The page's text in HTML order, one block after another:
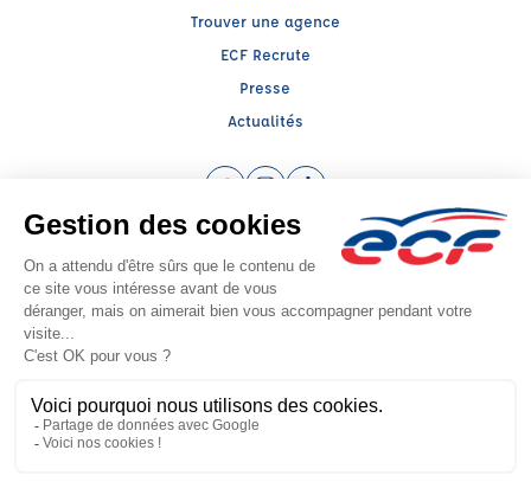
Trouver une agence
ECF Recrute
Presse
Actualités
Facebook (nouvelle fenêtre)
Instagram (nouvelle fenêtre)
TikTok (nouvelle fenêtre)
Raison sociale : TOUTCAN - Capital social: 7622€
SIREN: 401967054 - Numéro de TVA intracommunautaire: FR84401967054
Agrément n°E2401300240
Siège social : 65, Cours Lieutaud , MARSEILLE (13006) - Représentant légal :